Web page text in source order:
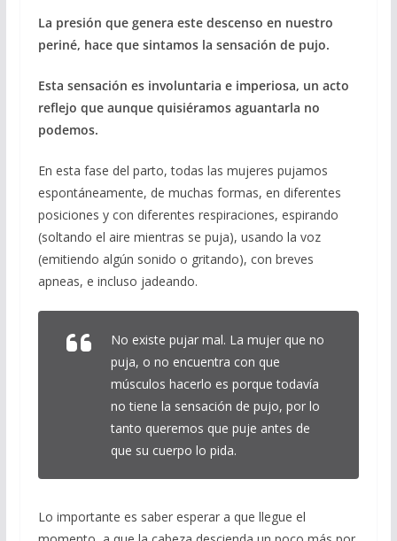
La presión que genera este descenso en nuestro
periné, hace que sintamos la sensación de pujo.
Esta sensación es involuntaria e imperiosa, un acto
reflejo que aunque quisiéramos aguantarla no
podemos.
En esta fase del parto, todas las mujeres pujamos
espontáneamente, de muchas formas, en diferentes
posiciones y con diferentes respiraciones, espirando
(soltando el aire mientras se puja), usando la voz
(emitiendo algún sonido o gritando), con breves
apneas, e incluso jadeando.
No existe pujar mal. La mujer que no
puja, o no encuentra con que
músculos hacerlo es porque todavía
no tiene la sensación de pujo, por lo
tanto queremos que puje antes de
que su cuerpo lo pida.
Lo importante es saber esperar a que llegue el